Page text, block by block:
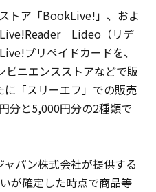
トア「BookLive!」、およ
Lideo（リデ
プリペイドカードを、
ビニエンスストアなどで販
「スリーエフ」での販売
分と5,000円分の2種類で
パン株式会社が提供する
が確定した時点で商品等